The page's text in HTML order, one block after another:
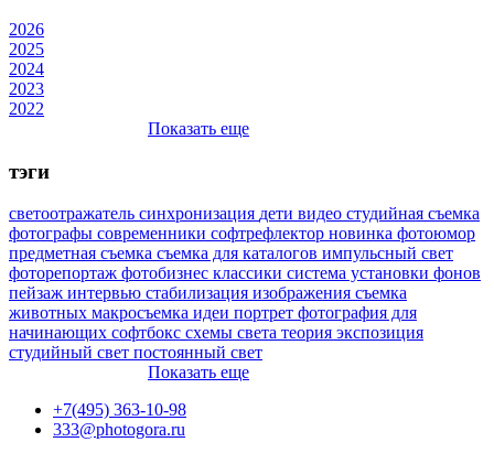
2026
2025
2024
2023
2022
Показать еще
тэги
светоотражатель синхронизация дети видео студийная съемка
фотографы современники софтрефлектор новинка фотоюмор
предметная съемка съемка для каталогов импульсный свет
фоторепортаж фотобизнес классики система установки фонов
пейзаж интервью стабилизация изображения съемка
животных макросъемка идеи портрет фотография для
начинающих софтбокс схемы света теория экспозиция
студийный свет постоянный свет
Показать еще
+7(495) 363-10-98
333@photogora.ru